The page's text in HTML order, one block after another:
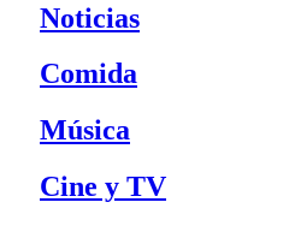
Noticias
Comida
Música
Cine y TV